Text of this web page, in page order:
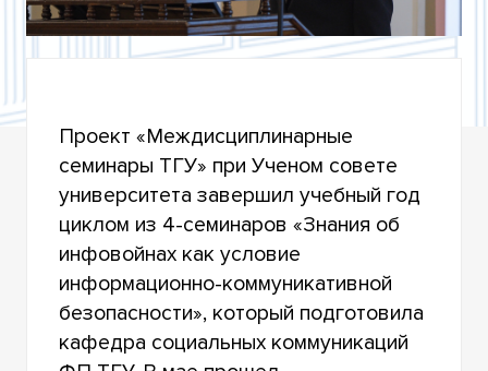
Проект «Междисциплинарные
семинары ТГУ» при Ученом совете
университета завершил учебный год
циклом из 4-семинаров «Знания об
инфовойнах как условие
информационно-коммуникативной
безопасности», который подготовила
кафедра социальных коммуникаций